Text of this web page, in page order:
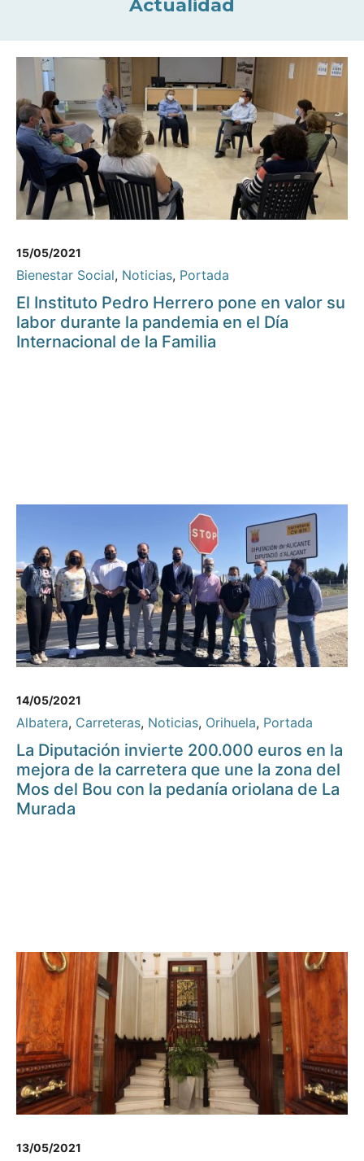
Actualidad
15/05/2021
Bienestar Social, Noticias, Portada
El Instituto Pedro Herrero pone en valor su
labor durante la pandemia en el Día
Internacional de la Familia
14/05/2021
Albatera, Carreteras, Noticias, Orihuela, Portada
La Diputación invierte 200.000 euros en la
mejora de la carretera que une la zona del
Mos del Bou con la pedanía oriolana de La
Murada
13/05/2021